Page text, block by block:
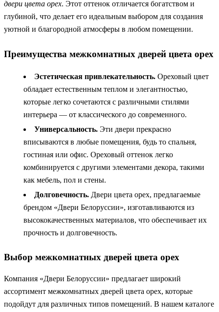
двери цвета орех. Этот оттенок отличается богатством и
глубиной, что делает его идеальным выбором для создания
уютной и благородной атмосферы в любом помещении.
Преимущества межкомнатных дверей цвета орех
Эстетическая привлекательность. Ореховый цвет
обладает естественным теплом и элегантностью,
которые легко сочетаются с различными стилями
интерьера — от классического до современного.
Универсальность. Эти двери прекрасно
вписываются в любые помещения, будь то спальня,
гостиная или офис. Ореховый оттенок легко
комбинируется с другими элементами декора, такими
как мебель, пол и стены.
Долговечность. Двери цвета орех, предлагаемые
брендом «Двери Белоруссии», изготавливаются из
высококачественных материалов, что обеспечивает их
прочность и долговечность.
Выбор межкомнатных дверей цвета орех
Компания «Двери Белоруссии» предлагает широкий
ассортимент межкомнатных дверей цвета орех, которые
подойдут для различных типов помещений. В нашем каталоге